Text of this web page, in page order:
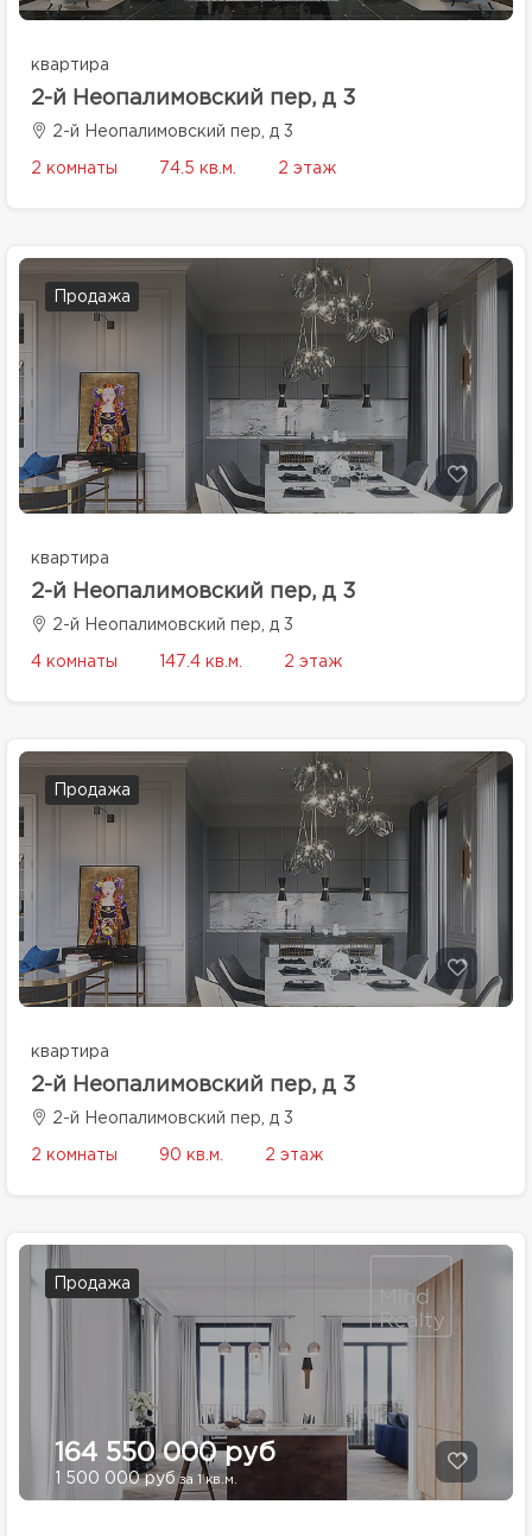
квартира
2-й Неопалимовский пер, д 3
2-й Неопалимовский пер, д 3
2 комнаты 74.5 кв.м. 2 этаж
Продажа
квартира
2-й Неопалимовский пер, д 3
2-й Неопалимовский пер, д 3
4 комнаты 147.4 кв.м. 2 этаж
Продажа
квартира
2-й Неопалимовский пер, д 3
2-й Неопалимовский пер, д 3
2 комнаты 90 кв.м. 2 этаж
Продажа
164 550 000 руб
1 500 000 руб за 1 кв.м.